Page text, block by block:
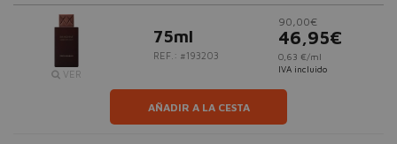
VER
75ml
REF.: #193203
90,00€
46,95€
0,63 €/ml
IVA incluido
AÑADIR A LA CESTA